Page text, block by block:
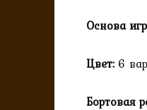
Основа
Цвет: 6
Бортовая